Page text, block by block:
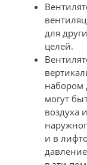
для
целей.
набором
могут
воздуха
и в